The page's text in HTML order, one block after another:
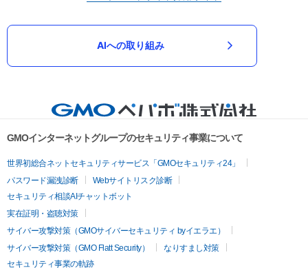
AIへの取り組み
GMOインターネットグループのセキュリティ事業について
世界初総合ネットセキュリティサービス「GMOセキュリティ24」
パスワード漏洩診断
Webサイトリスク診断
セキュリティ相談AIチャットボット
実在証明・盗聴対策
サイバー攻撃対策（GMOサイバーセキュリティ byイエラエ）
サイバー攻撃対策（GMO Flatt Security）
なりすまし対策
セキュリティ事業の軌跡